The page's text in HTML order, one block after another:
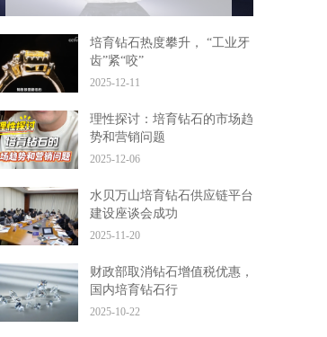
行业的价
培育钻石热度攀升， “工业牙
齿”紧“咬”
2025-12-11
理性探讨：培育钻石的市场趋
势和营销问题
2025-12-06
水贝万山培育钻石供应链平台
建设座谈会成功
2025-11-20
财政部取消钻石增值税优惠，
国内培育钻石行
2025-10-22